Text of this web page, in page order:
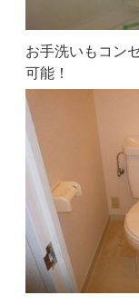
お手洗いもコン
可能！